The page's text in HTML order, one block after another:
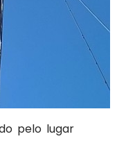
pelo lugar